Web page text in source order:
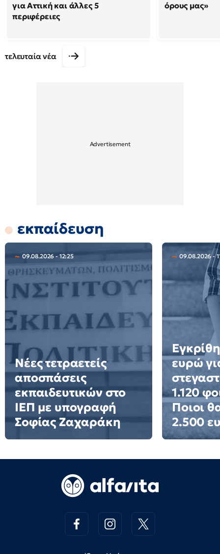
για Αττική και άλλες 5
περιφέρειες
όρους μας»
τελευταία νέα
εκπαίδευση
09.08.2026 - 12:25
Νέες τετραετείς
αποσπάσεις
εκπαιδευτικών στο
ΙΕΠ με υπογραφή
Σοφίας Ζαχαράκη
09.08.2026 -
ευρώ
1.120
Ποιοι
2.500